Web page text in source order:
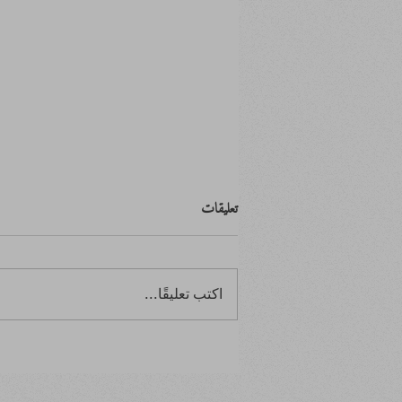
ابتدأ بصفر.. وانتهى بالصفر
تعليقات
اكتب تعليقًا...